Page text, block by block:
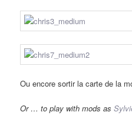
Ou encore sortir la carte de la
Or … to play with mods as